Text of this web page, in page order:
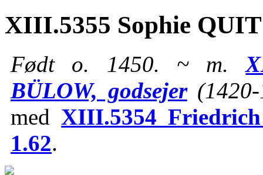
XIII.5355 Sophie
Født o. 1450. ~ m.
BÜLOW, godsejer
medXIII.5354
1.62.